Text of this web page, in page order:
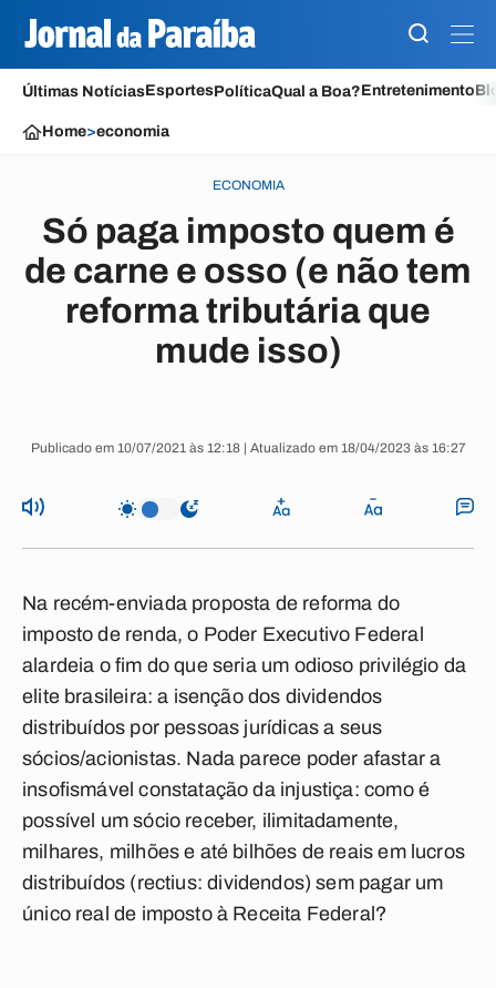
Últimas NotíciasEsportesPolíticaQual a Boa?Entretenimento
Home>economia
ECONOMIA
Só paga imposto quem é
de carne e osso (e não tem
reforma tributária que
mude isso)
Publicado em 10/07/2021 às 12:18 | Atualizado em 18/04/2023 às 16:27
Na recém-enviada proposta de reforma do
imposto de renda, o Poder Executivo Federal
alardeia o fim do que seria um odioso privilégio da
elite brasileira: a isenção dos dividendos
distribuídos por pessoas jurídicas a seus
sócios/acionistas. Nada parece poder afastar a
insofismável constatação da injustiça: como é
possível um sócio receber, ilimitadamente,
milhares, milhões e até bilhões de reais em lucros
distribuídos (rectius: dividendos) sem pagar um
único real de imposto à Receita Federal?